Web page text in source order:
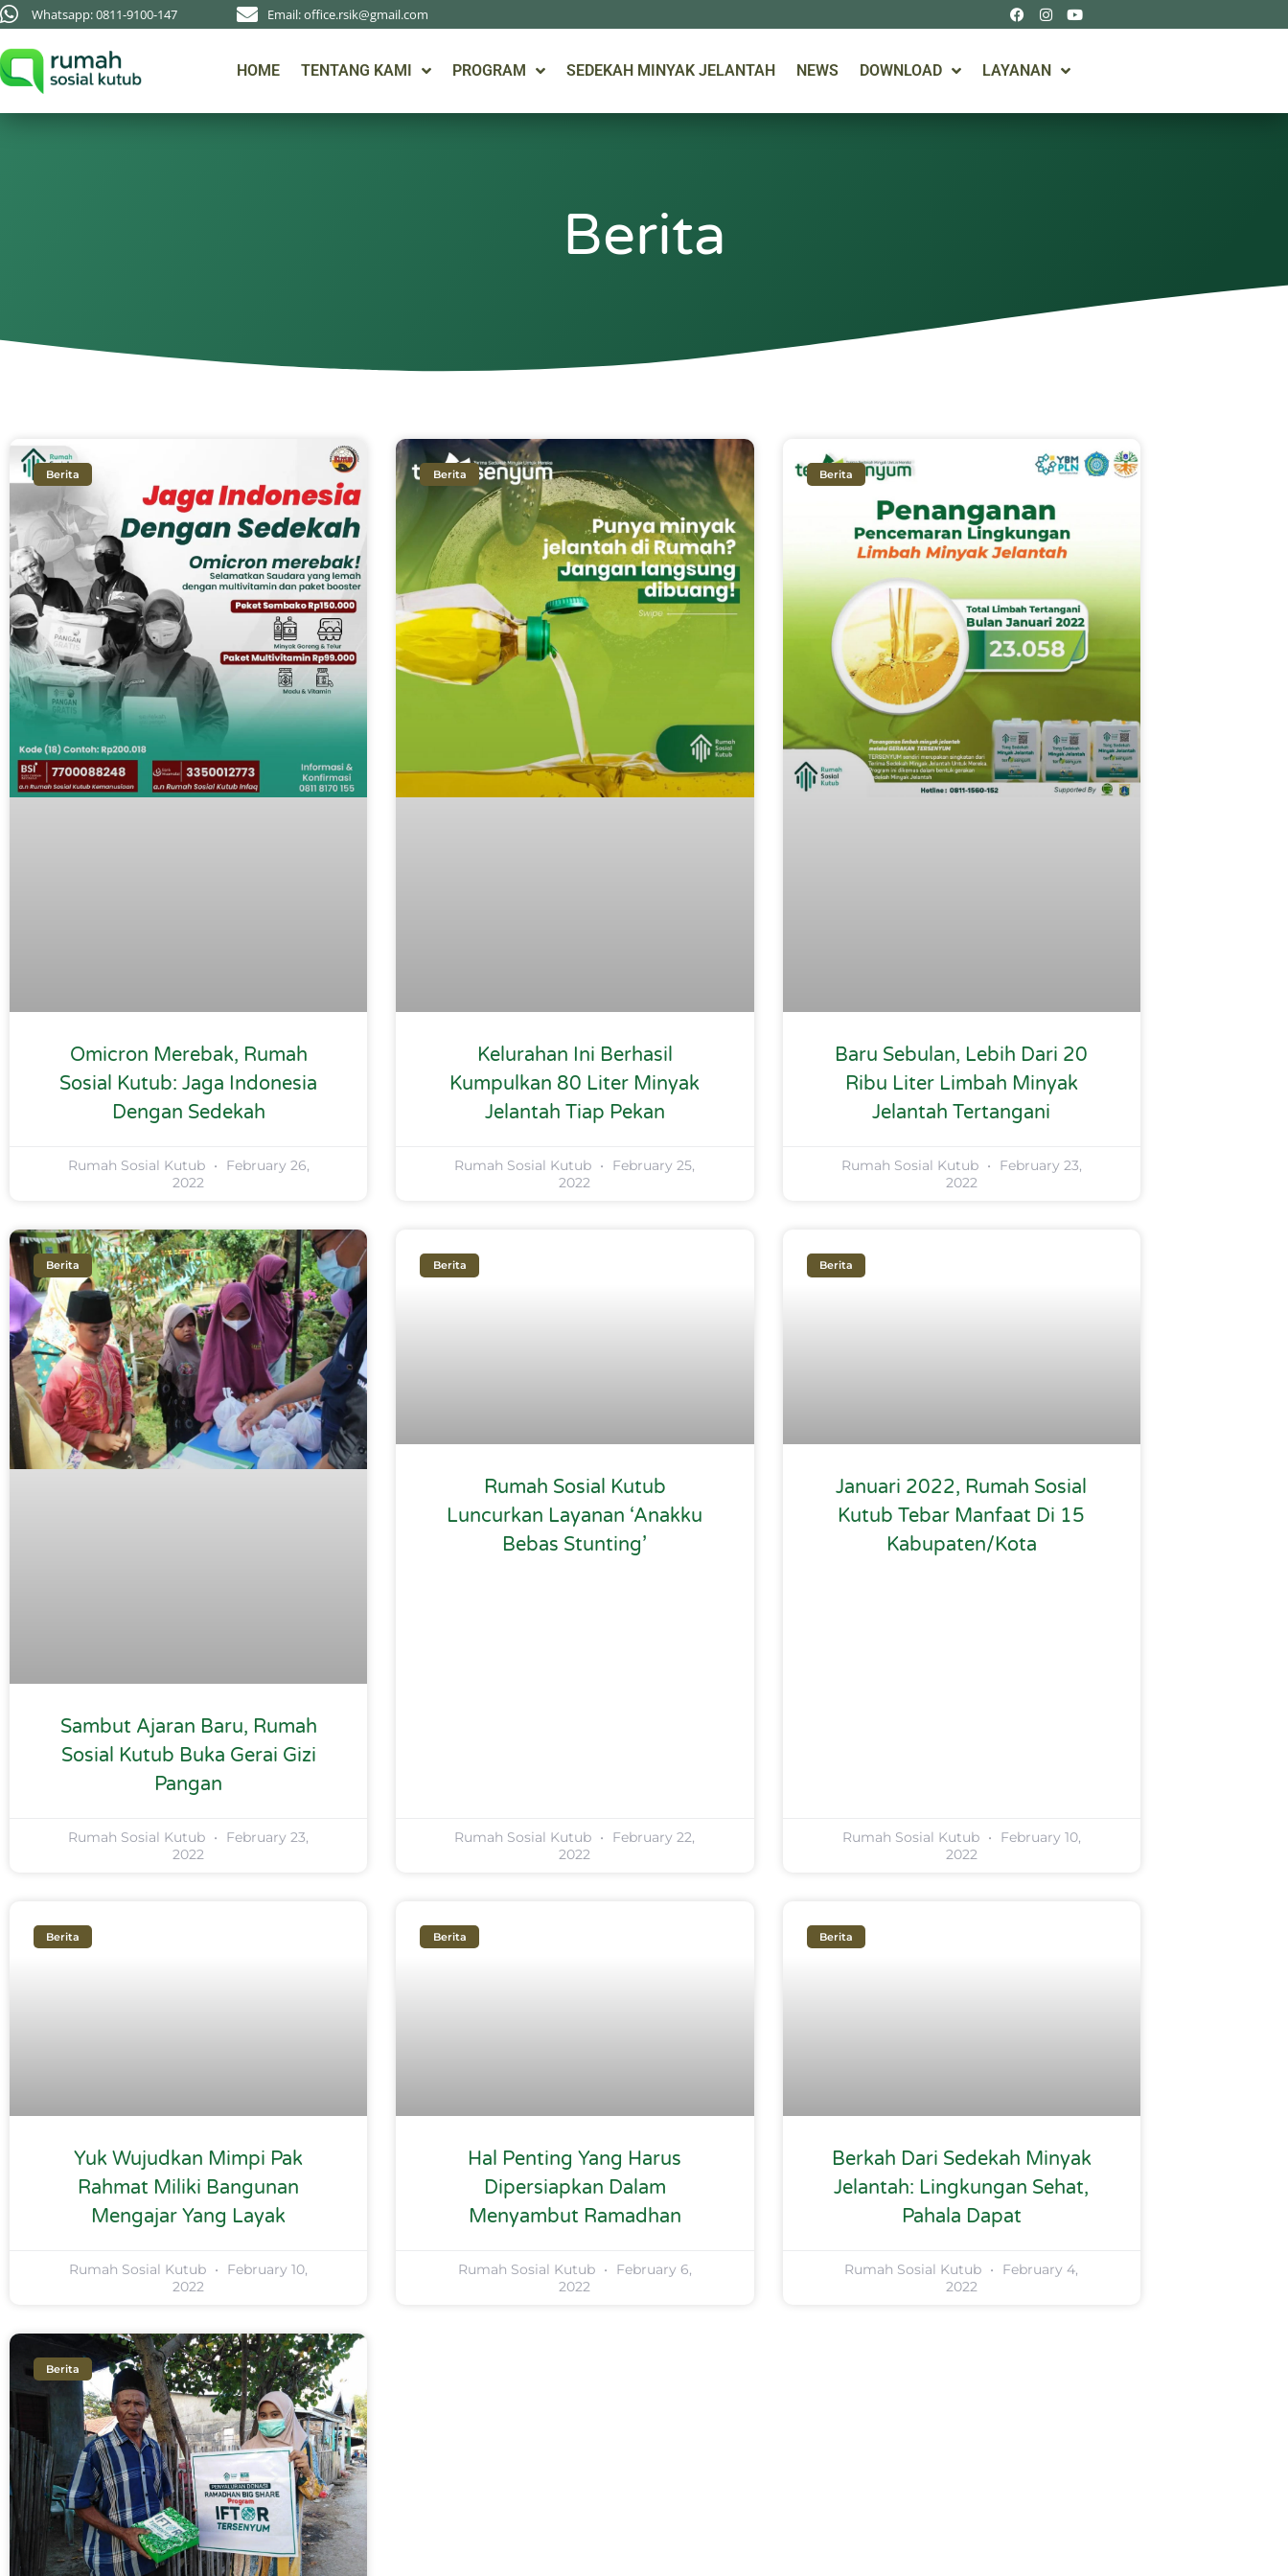
Whatsapp: 0811-9100-147 Email: office.rsik@gmail.com
HOME TENTANG KAMI PROGRAM SEDEKAH MINYAK JELANTAH NEWS DOWNLOAD LAYANAN
Berita
Berita
Omicron Merebak, Rumah
Sosial Kutub: Jaga Indonesia
Dengan Sedekah
Rumah Sosial Kutub
February 26,
2022
Berita
Kelurahan Ini Berhasil
Kumpulkan 80 Liter Minyak
Jelantah Tiap Pekan
Rumah Sosial Kutub
February 25,
2022
Berita
Baru Sebulan, Lebih Dari 20
Ribu Liter Limbah Minyak
Jelantah Tertangani
Rumah Sosial Kutub
February 23,
2022
Berita
Sambut Ajaran Baru, Rumah
Sosial Kutub Buka Gerai Gizi
Pangan
Rumah Sosial Kutub
February 23,
2022
Berita
Rumah Sosial Kutub
Luncurkan Layanan ‘Anakku
Bebas Stunting’
Rumah Sosial Kutub
February 22,
2022
Berita
Januari 2022, Rumah Sosial
Kutub Tebar Manfaat Di 15
Kabupaten/Kota
Rumah Sosial Kutub
February 10,
2022
Berita
Yuk Wujudkan Mimpi Pak
Rahmat Miliki Bangunan
Mengajar Yang Layak
Rumah Sosial Kutub
February 10,
2022
Berita
Hal Penting Yang Harus
Dipersiapkan Dalam
Menyambut Ramadhan
Rumah Sosial Kutub
February 6,
2022
Berita
Berkah Dari Sedekah Minyak
Jelantah: Lingkungan Sehat,
Pahala Dapat
Rumah Sosial Kutub
February 4,
2022
Berita